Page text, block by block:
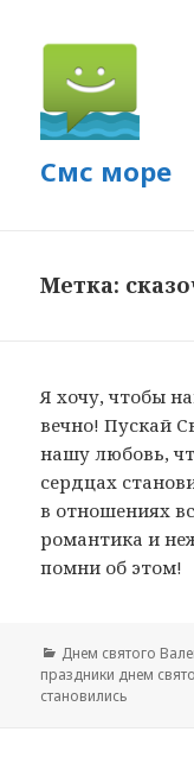
Смс море
Метка:
Я хочу, чтобы
вечно! Пускай
нашу любовь,
сердцах
в отношениях
романтика и
помни об этом!
Рубрики
Днем святого
праздники днем
становились